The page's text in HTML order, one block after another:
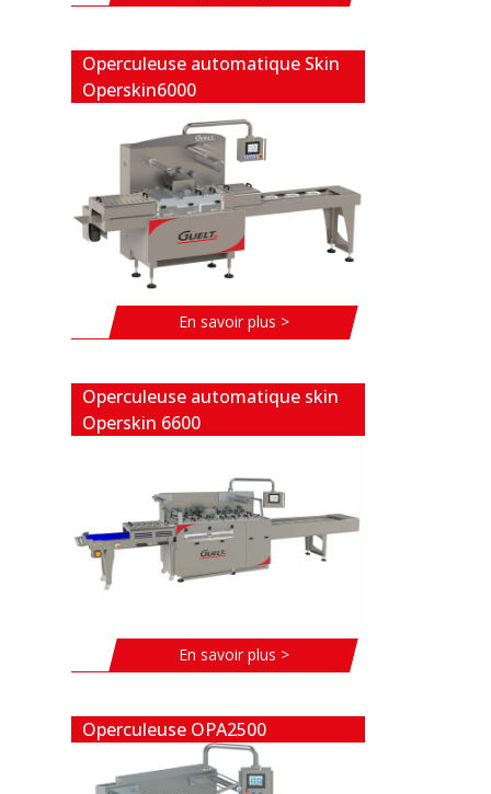
Operculeuse automatique Skin
Operskin6000
En savoir plus >
Operculeuse automatique skin
Operskin 6600
En savoir plus >
Operculeuse OPA2500